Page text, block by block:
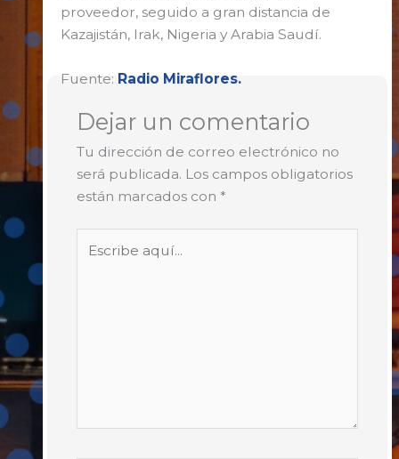
proveedor, seguido a gran distancia de
Kazajistán, Irak, Nigeria y Arabia Saudí.
Fuente: Radio Miraflores.
Dejar un comentario
Tu dirección de correo electrónico no
será publicada. Los campos obligatorios
están marcados con *
aquí...